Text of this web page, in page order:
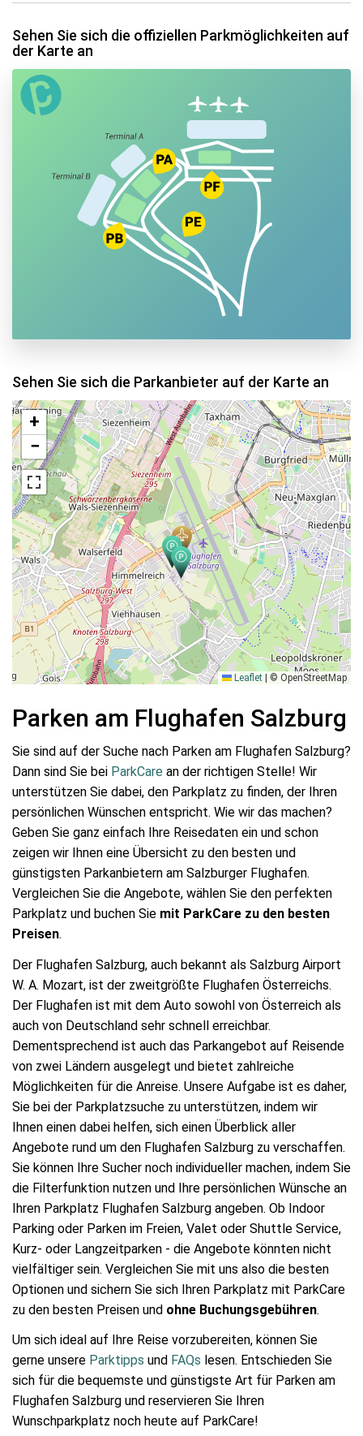
Sehen Sie sich die offiziellen Parkmöglichkeiten auf
der Karte an
Sehen Sie sich die Parkanbieter auf der Karte an
+
−
Leaflet | © OpenStreetMap
Parken am Flughafen Salzburg
Sie sind auf der Suche nach Parken am Flughafen Salzburg?
Dann sind Sie bei ParkCare an der richtigen Stelle! Wir
unterstützen Sie dabei, den Parkplatz zu finden, der Ihren
persönlichen Wünschen entspricht. Wie wir das machen?
Geben Sie ganz einfach Ihre Reisedaten ein und schon
zeigen wir Ihnen eine Übersicht zu den besten und
günstigsten Parkanbietern am Salzburger Flughafen.
Vergleichen Sie die Angebote, wählen Sie den perfekten
Parkplatz und buchen Sie mit ParkCare zu den besten
Preisen.
Der Flughafen Salzburg, auch bekannt als Salzburg Airport
W. A. Mozart, ist der zweitgrößte Flughafen Österreichs.
Der Flughafen ist mit dem Auto sowohl von Österreich als
auch von Deutschland sehr schnell erreichbar.
Dementsprechend ist auch das Parkangebot auf Reisende
von zwei Ländern ausgelegt und bietet zahlreiche
Möglichkeiten für die Anreise. Unsere Aufgabe ist es daher,
Sie bei der Parkplatzsuche zu unterstützen, indem wir
Ihnen einen dabei helfen, sich einen Überblick aller
Angebote rund um den Flughafen Salzburg zu verschaffen.
Sie können Ihre Sucher noch individueller machen, indem Sie
die Filterfunktion nutzen und Ihre persönlichen Wünsche an
Ihren Parkplatz Flughafen Salzburg angeben. Ob Indoor
Parking oder Parken im Freien, Valet oder Shuttle Service,
Kurz- oder Langzeitparken - die Angebote könnten nicht
vielfältiger sein. Vergleichen Sie mit uns also die besten
Optionen und sichern Sie sich Ihren Parkplatz mit ParkCare
zu den besten Preisen und ohne Buchungsgebühren.
Um sich ideal auf Ihre Reise vorzubereiten, können Sie
gerne unsere Parktipps und FAQs lesen. Entschieden Sie
sich für die bequemste und günstigste Art für Parken am
Flughafen Salzburg und reservieren Sie Ihren
Wunschparkplatz noch heute auf ParkCare!